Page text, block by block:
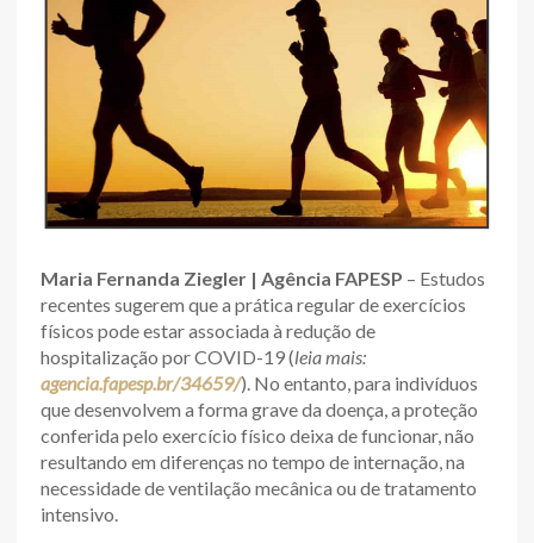
Maria Fernanda Ziegler | Agência FAPESP – Estudos
recentes sugerem que a prática regular de exercícios
físicos pode estar associada à redução de
hospitalização por COVID-19 (leia mais:
agencia.fapesp.br/34659/). No entanto, para indivíduos
que desenvolvem a forma grave da doença, a proteção
conferida pelo exercício físico deixa de funcionar, não
resultando em diferenças no tempo de internação, na
necessidade de ventilação mecânica ou de tratamento
intensivo.